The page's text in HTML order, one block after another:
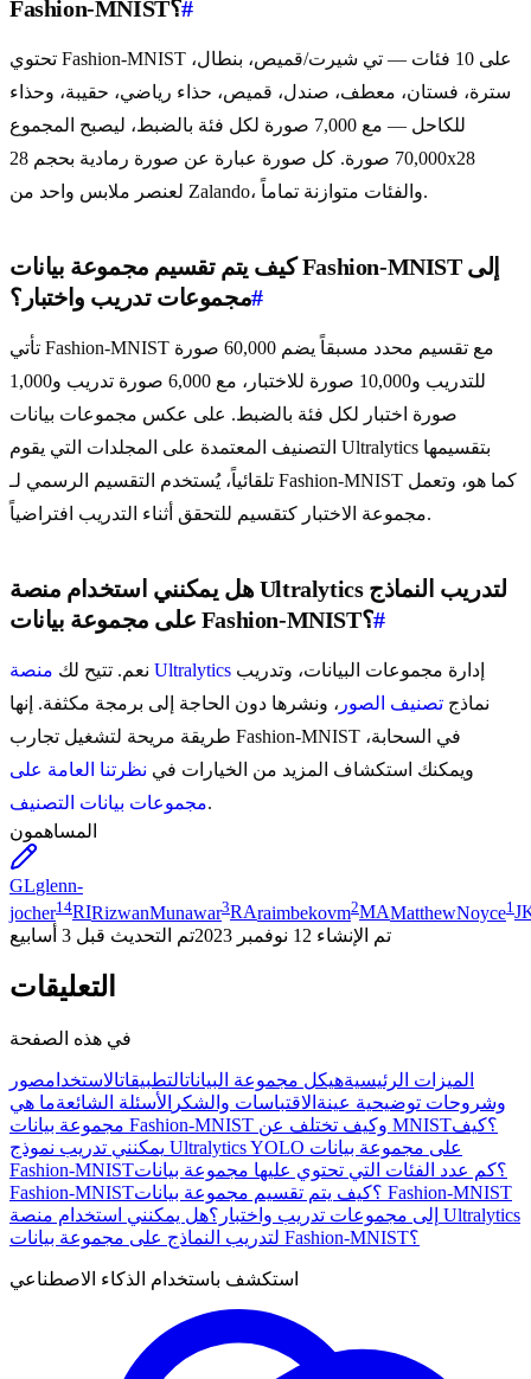
Fashion-MNIST؟#
تحتوي Fashion-MNIST على 10 فئات — تي شيرت/قميص، بنطال،
سترة، فستان، معطف، صندل، قميص، حذاء رياضي، حقيبة، وحذاء
للكاحل — مع 7,000 صورة لكل فئة بالضبط، ليصبح المجموع
70,000 صورة. كل صورة عبارة عن صورة رمادية بحجم 28x28
لعنصر ملابس واحد من Zalando، والفئات متوازنة تماماً.
كيف يتم تقسيم مجموعة بيانات Fashion-MNIST إلى
مجموعات تدريب واختبار؟#
تأتي Fashion-MNIST مع تقسيم محدد مسبقاً يضم 60,000 صورة
للتدريب و10,000 صورة للاختبار، مع 6,000 صورة تدريب و1,000
صورة اختبار لكل فئة بالضبط. على عكس مجموعات بيانات
التصنيف المعتمدة على المجلدات التي يقوم Ultralytics بتقسيمها
تلقائياً، يُستخدم التقسيم الرسمي لـ Fashion-MNIST كما هو، وتعمل
مجموعة الاختبار كتقسيم للتحقق أثناء التدريب افتراضياً.
هل يمكنني استخدام منصة Ultralytics لتدريب النماذج
على مجموعة بيانات Fashion-MNIST؟#
نعم. تتيح لك منصة Ultralytics
نماذج تصنيف الصور ، ونشرها دون الحاجة إلى برمجة مكثفة. إنها
طريقة مريحة لتشغيل تجارب Fashion-MNIST في السحابة،
ويمكنك استكشاف المزيد من الخيارات في نظرتنا العامة على
مجموعات بيانات التصنيف.
المساهمون
GLglenn-
jocher14RIRizwanMunawar3RAraimbekovm2MAMatthewNoyce1
تم الإنشاء 12 نوفمبر 2023 تم التحديث قبل 3 أسابيع
التعليقات
في هذه الصفحة
الميزات الرئيسيةهيكل مجموعة البياناتالتطبيقاتالاستخدامصور
وشروحات توضيحية عينة الاقتباسات والشكر الأسئلة الشائعةما هي
مجموعة بيانات Fashion-MNIST وكيف تختلف عن MNIST؟كيف
يمكنني تدريب نموذج Ultralytics YOLO على مجموعة بيانات
Fashion-MNIST؟كم عدد الفئات التي تحتوي عليها مجموعة بيانات
Fashion-MNIST؟كيف يتم تقسيم مجموعة بيانات Fashion-MNIST
إلى مجموعات تدريب واختبار؟هل يمكنني استخدام منصة Ultralytics
لتدريب النماذج على مجموعة بيانات Fashion-MNIST؟
استكشف باستخدام الذكاء الاصطناعي